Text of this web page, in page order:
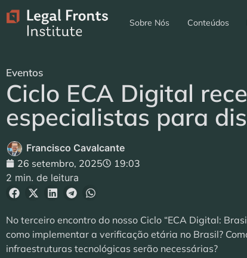
Sobre Nós Conteúdos
Eventos
Ciclo ECA Digital
especialistas para
Francisco Cavalcante
26 setembro, 2025
19:03
2 min. de leitura
No terceiro encontro do nosso Ciclo “ECA Digital:
como implementar a verificação etária no Brasil?
infraestruturas tecnológicas serão necessárias?